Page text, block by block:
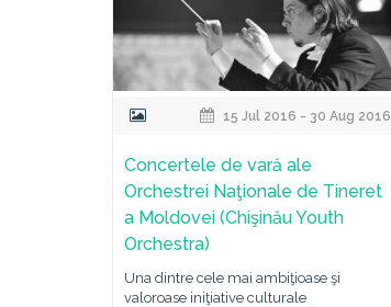
15 Jul 2016 - 30 Aug 2016
Concertele de vară ale
Orchestrei Naţionale de Tineret
a Moldovei (Chişinău Youth
Orchestra)
Una dintre cele mai ambiţioase şi
valoroase iniţiative culturale